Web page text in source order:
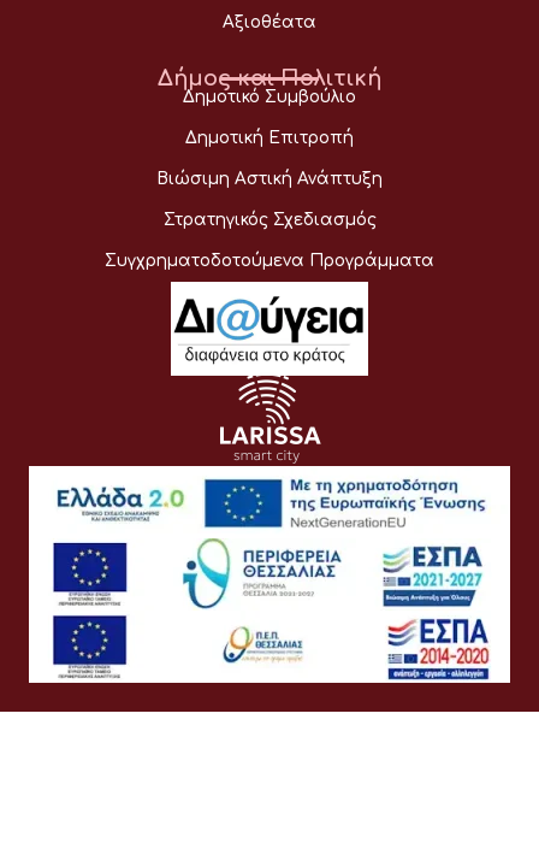
Αξιοθέατα
Δήμος και Πολιτική
Δημοτικό Συμβούλιο
Δημοτική Επιτροπή
Βιώσιμη Αστική Ανάπτυξη
Στρατηγικός Σχεδιασμός
Συγχρηματοδοτούμενα Προγράμματα